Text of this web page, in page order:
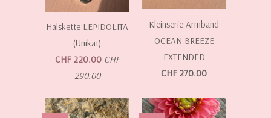
Halskette LEPIDOLITA
(Unikat)
CHF 220.00 CHF
290.00
Kleinserie Armband
OCEAN BREEZE
EXTENDED
CHF 270.00